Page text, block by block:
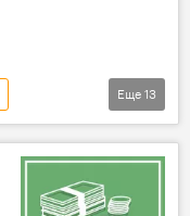
Прогноз
Еще 13